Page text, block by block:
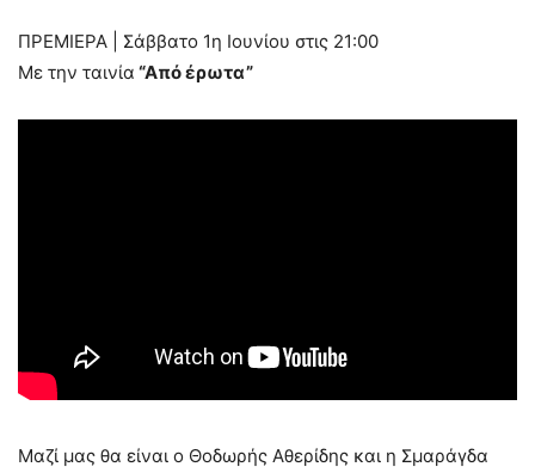
ΠΡΕΜΙΕΡΑ | Σάββατο 1η Ιουνίου στις 21:00
Με την ταινία “Από έρωτα”
Μαζί μας θα είναι ο Θοδωρής Αθερίδης και η Σμαράγδα